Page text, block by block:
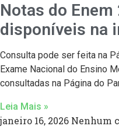
Notas do
disponíveis na
Consulta pode ser feita na
Exame Nacional do Ensino
consultadas na Página do
Leia Mais »
janeiro 16, 2026 Nenhum